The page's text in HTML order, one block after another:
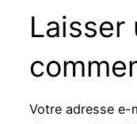
Laisser
Votre adresse e-